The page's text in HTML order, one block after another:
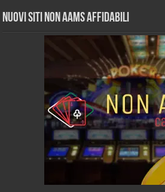
Nuovi siti non AAMS affidabili